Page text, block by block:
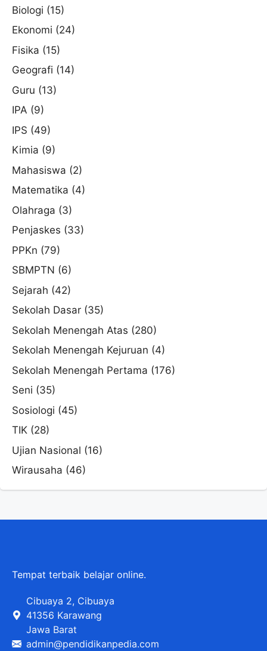
Biologi (15)
Ekonomi (24)
Fisika (15)
Geografi (14)
Guru (13)
IPA (9)
IPS (49)
Kimia (9)
Mahasiswa (2)
Matematika (4)
Olahraga (3)
Penjaskes (33)
PPKn (79)
SBMPTN (6)
Sejarah (42)
Sekolah Dasar (35)
Sekolah Menengah Atas (280)
Sekolah Menengah Kejuruan (4)
Sekolah Menengah Pertama (176)
Seni (35)
Sosiologi (45)
TIK (28)
Ujian Nasional (16)
Wirausaha (46)
Tempat terbaik belajar online.
Cibuaya 2, Cibuaya
41356 Karawang
Jawa Barat
admin@pendidikanpedia.com